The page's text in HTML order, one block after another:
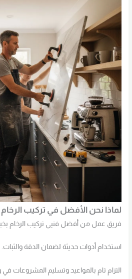
لماذا نحن الأفضل في تركيب
فريق عمل من أفضل فنيي تركيب الرخام
استخدام أدوات حديثة لضمان الدقة والثبات.
التزام تام بالمواعيد وتسليم المشروعات في